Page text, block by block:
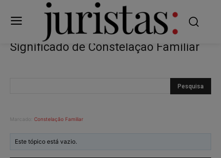
Significado de Constelação Familiar
Marcado: Constelação Familiar
Este tópico está vazio.